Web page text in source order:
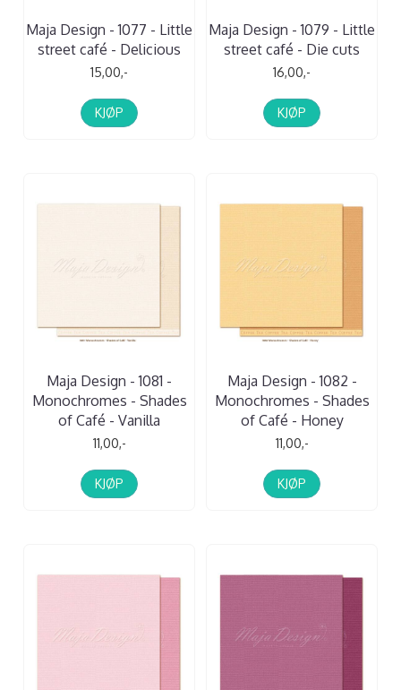
Maja Design - 1077 - Little
street café - Delicious
15,00,-
KJØP
Maja Design - 1079 - Little
street café - Die cuts
16,00,-
KJØP
Maja Design - 1081 -
Monochromes - Shades
of Café - Vanilla
11,00,-
KJØP
Maja Design - 1082 -
Monochromes - Shades
of Café - Honey
11,00,-
KJØP